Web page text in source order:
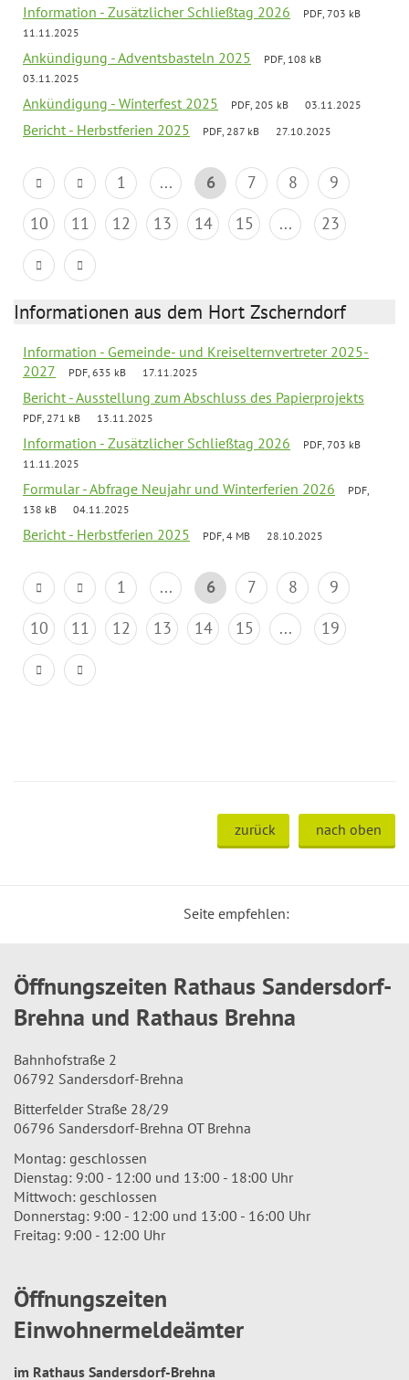
Information - Zusätzlicher Schließtag 2026
PDF, 703 kB
11.11.2025
Ankündigung - Adventsbasteln 2025
PDF, 108 kB
03.11.2025
Ankündigung - Winterfest 2025 PDF, 205 kB 03.11.2025
Bericht - Herbstferien 2025 PDF, 287 kB 27.10.2025
1 ... 6 7 8
9
10
11 12 13 14 15 ... 23
Informationen aus dem Hort Zscherndorf
Information - Gemeinde- und Kreiselternvertreter 2025-
2027
PDF, 635 kB 17.11.2025
Bericht - Ausstellung zum Abschluss des Papierprojekts
PDF, 271 kB 13.11.2025
Information - Zusätzlicher Schließtag 2026
PDF, 703 kB
11.11.2025
Formular - Abfrage Neujahr und Winterferien 2026
PDF,
138 kB
04.11.2025
Bericht - Herbstferien 2025 PDF, 4 MB 28.10.2025
1 ... 6 7 8
9
10
11 12 13 14 15 ... 19
zurück nach oben
Seite empfehlen:
Öffnungszeiten Rathaus Sandersdorf-
Brehna und Rathaus Brehna
Bahnhofstraße 2
06792 Sandersdorf-Brehna
Bitterfelder Straße 28/29
06796 Sandersdorf-Brehna OT Brehna
Montag: geschlossen
Dienstag: 9:00 - 12:00 und 13:00 - 18:00 Uhr
Mittwoch: geschlossen
Donnerstag: 9:00 - 12:00 und 13:00 - 16:00 Uhr
Freitag: 9:00 - 12:00 Uhr
Öffnungszeiten
Einwohnermeldeämter
im Rathaus Sandersdorf-Brehna